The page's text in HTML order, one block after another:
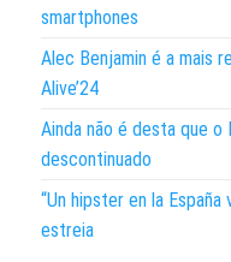
smartphones
Alec Benjamin é a mais
Alive’24
Ainda não é desta que
descontinuado
“Un hipster en la
estreia